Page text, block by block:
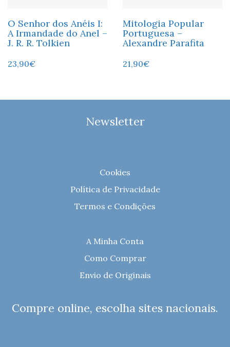
O Senhor dos Anéis I:
A Irmandade do Anel –
J. R. R. Tolkien
23,90€
Mitologia Popular
Portuguesa –
Alexandre Parafita
21,90€
Newsletter
Cookies
Política de Privacidade
Termos e Condições
A Minha Conta
Como Comprar
Envio de Originais
Compre online, escolha sites nacionais.